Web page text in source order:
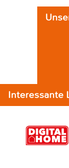
Interessante